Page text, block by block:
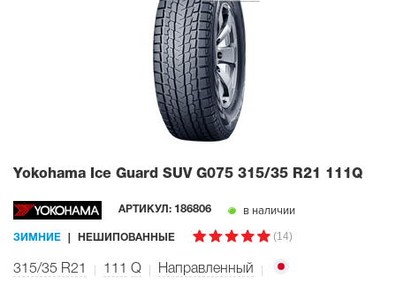
Yokohama Ice Guard SUV G075 315/35 R21 111Q
АРТИКУЛ: 186806 в наличии
ЗИМНИЕ НЕШИПОВАННЫЕ (14)
315/35 R21 111 Q Направленный